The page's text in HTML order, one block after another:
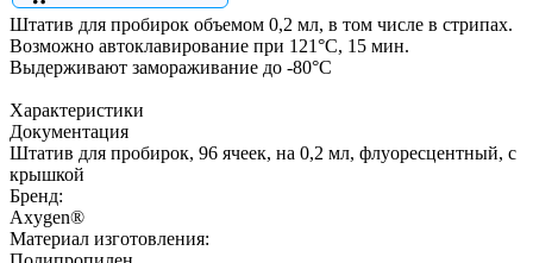
Штатив для пробирок объемом 0,2 мл, в том числе в стрипах.
Возможно автоклавирование при 121°С, 15 мин.
Выдерживают замораживание до -80°С
Характеристики
Документация
Штатив для пробирок, 96 ячеек, на 0,2 мл, флуоресцентный, с
крышкой
Бренд:
Axygen®
Материал изготовления: